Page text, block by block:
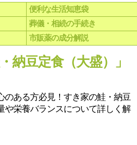
便利な生活知恵袋
葬儀・相続の手続き
市販薬の成分解説
納豆定食（大盛）」
のある方必見！すき家の鮭・納豆
や栄養バランスについて詳しく解